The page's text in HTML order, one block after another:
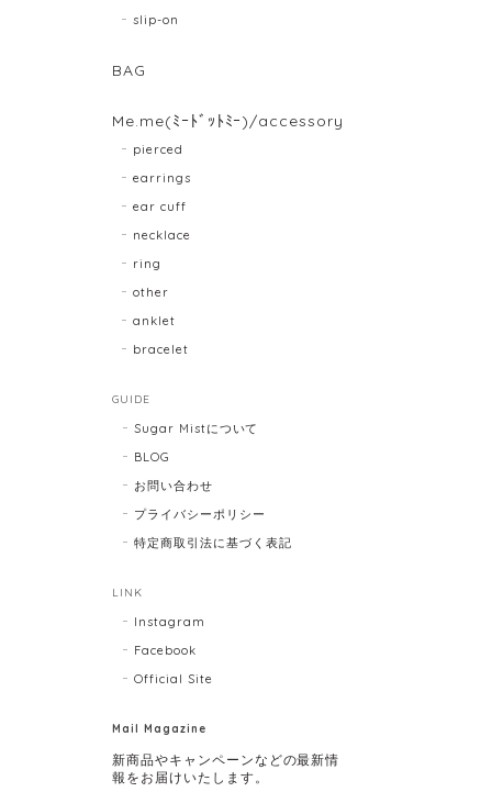
slip-on
BAG
Me.me(ﾐｰﾄﾞｯﾄﾐｰ)/accessory
pierced
earrings
ear cuff
necklace
ring
other
anklet
bracelet
GUIDE
Sugar Mistについて
BLOG
お問い合わせ
プライバシーポリシー
特定商取引法に基づく表記
LINK
Instagram
Facebook
Official Site
Mail Magazine
新商品やキャンペーンなどの最新情
報をお届けいたします。